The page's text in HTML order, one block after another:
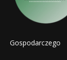
Gospodarczego